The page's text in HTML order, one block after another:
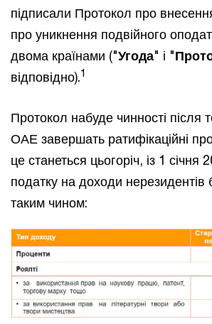
підписали Протокол про
про уникнення подвійного
двома країнами ("Угода" і "
відповідно).1
Протокол набуде чинності після
ОАЕ завершать ратифікаційні
це станеться цьогоріч, із 1 січня
податку на доходи нерезидентів
таким чином: